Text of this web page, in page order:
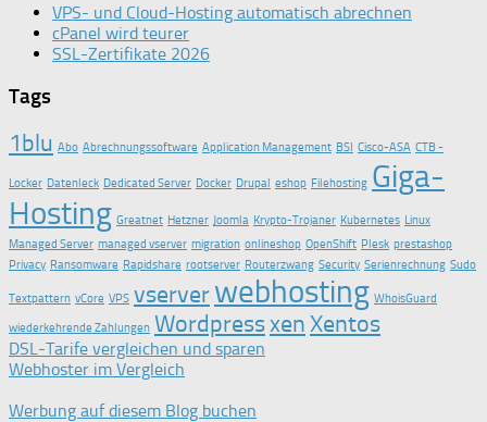
VPS- und Cloud-Hosting automatisch abrechnen
cPanel wird teurer
SSL-Zertifikate 2026
Tags
1blu Abo Abrechnungssoftware Application Management BSI Cisco-ASA CTB -
Locker Datenleck Dedicated Server Docker Drupal eshop Filehosting Giga-
Hosting Greatnet Hetzner Joomla Krypto-Trojaner Kubernetes Linux
Managed Server managed vserver migration onlineshop OpenShift Plesk prestashop
Privacy Ransomware Rapidshare rootserver Routerzwang Security Serienrechnung Sudo
Textpattern vCore VPS vserverwebhosting WhoisGuard
wiederkehrende Zahlungen WordpressxenXentos
DSL-Tarife vergleichen und sparen
Webhoster im Vergleich
Werbung auf diesem Blog buchen